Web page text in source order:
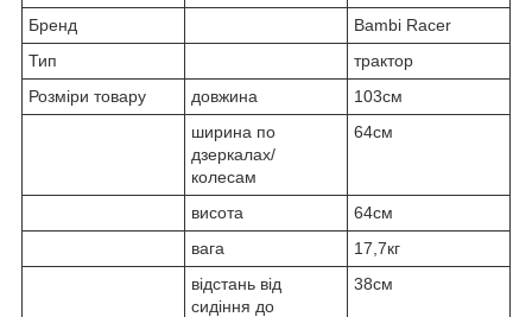
Бренд
Bambi Racer
Тип
трактор
Розміри товару
довжина
103см
ширина по
дзеркалах/
колесам
64см
висота
64см
вага
17,7кг
відстань від
сидіння до
38см